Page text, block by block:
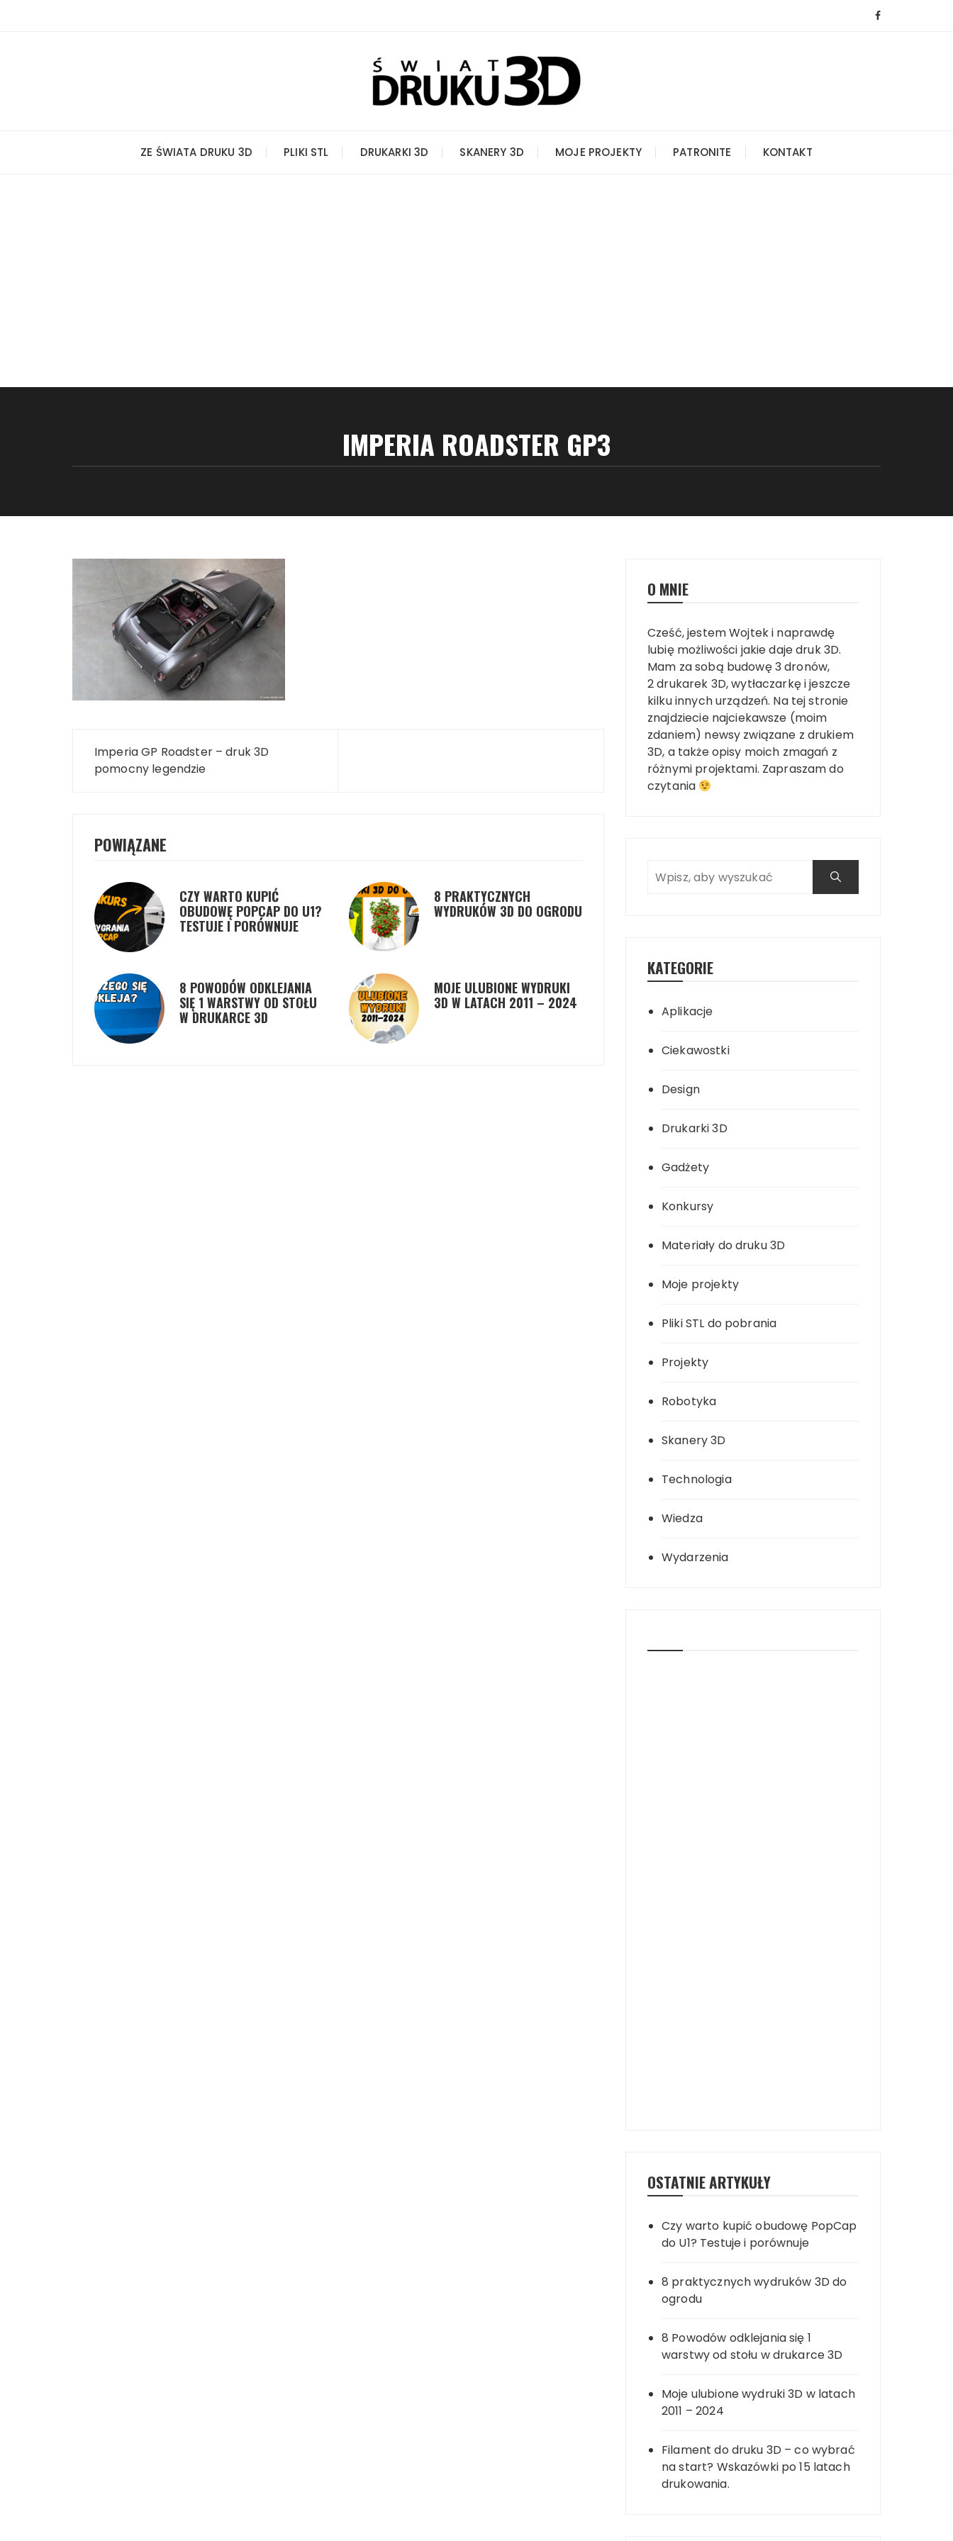
ZE ŚWIATA DRUKU 3D PLIKI STL DRUKARKI 3D SKANERY 3D MOJE PROJEKTY PATRONITE KONTAKT
IMPERIA ROADSTER GP3
Nawigacja
wpisu
Imperia GP Roadster – druk 3D
pomocny legendzie
POWIĄZANE
CZY WARTO KUPIĆ
OBUDOWĘ POPCAP DO U1?
TESTUJE I PORÓWNUJE
8 PRAKTYCZNYCH
WYDRUKÓW 3D DO OGRODU
8 POWODÓW ODKLEJANIA
SIĘ 1 WARSTWY OD STOŁU
W DRUKARCE 3D
MOJE ULUBIONE WYDRUKI
3D W LATACH 2011 – 2024
O MNIE
Cześć, jestem Wojtek i naprawdę
lubię możliwości jakie daje druk 3D.
Mam za sobą budowę 3 dronów,
2 drukarek 3D, wytłaczarkę i jeszcze
kilku innych urządzeń. Na tej stronie
znajdziecie najciekawsze (moim
zdaniem) newsy związane z drukiem
3D, a także opisy moich zmagań z
różnymi projektami. Zapraszam do
czytania
KATEGORIE
Aplikacje
Ciekawostki
Design
Drukarki 3D
Gadżety
Konkursy
Materiały do druku 3D
Moje projekty
Pliki STL do pobrania
Projekty
Robotyka
Skanery 3D
Technologia
Wiedza
Wydarzenia
OSTATNIE ARTYKUŁY
Czy warto kupić obudowę PopCap
do U1? Testuje i porównuje
8 praktycznych wydruków 3D do
ogrodu
8 Powodów odklejania się 1
warstwy od stołu w drukarce 3D
Moje ulubione wydruki 3D w latach
2011 – 2024
Filament do druku 3D – co wybrać
na start? Wskazówki po 15 latach
drukowania.